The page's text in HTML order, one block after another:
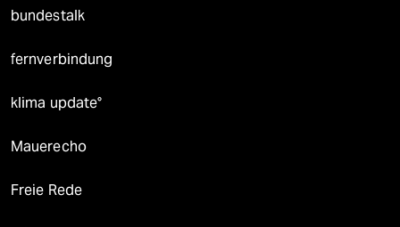
bundestalk
fernverbindung
klima update°
Mauerecho
Freie Rede